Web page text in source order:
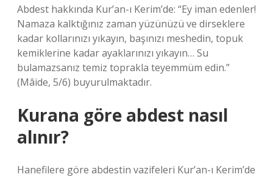
Abdest hakkında Kur’an-ı Kerim’de: “Ey iman edenler!
Namaza kalktığınız zaman yüzünüzü ve dirseklere
kadar kollarınızı yıkayın, başınızı meshedin, topuk
kemiklerine kadar ayaklarınızı yıkayın… Su
bulamazsanız temiz toprakla teyemmüm edin.”
(Mâide, 5/6) buyurulmaktadır.
Kurana göre abdest nasıl
alınır?
Hanefilere göre abdestin vazifeleri Kur’an-ı Kerim’de